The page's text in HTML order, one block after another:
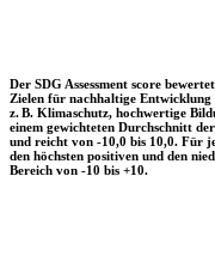
Der SDG Assessment score
Zielen für nachhaltige Entwicklung
z. B. Klimaschutz, hochwertige
einem gewichteten Durchschnitt
und reicht von -10,0 bis 10,0. Für
den höchsten positiven und den
Bereich von -10 bis +10.